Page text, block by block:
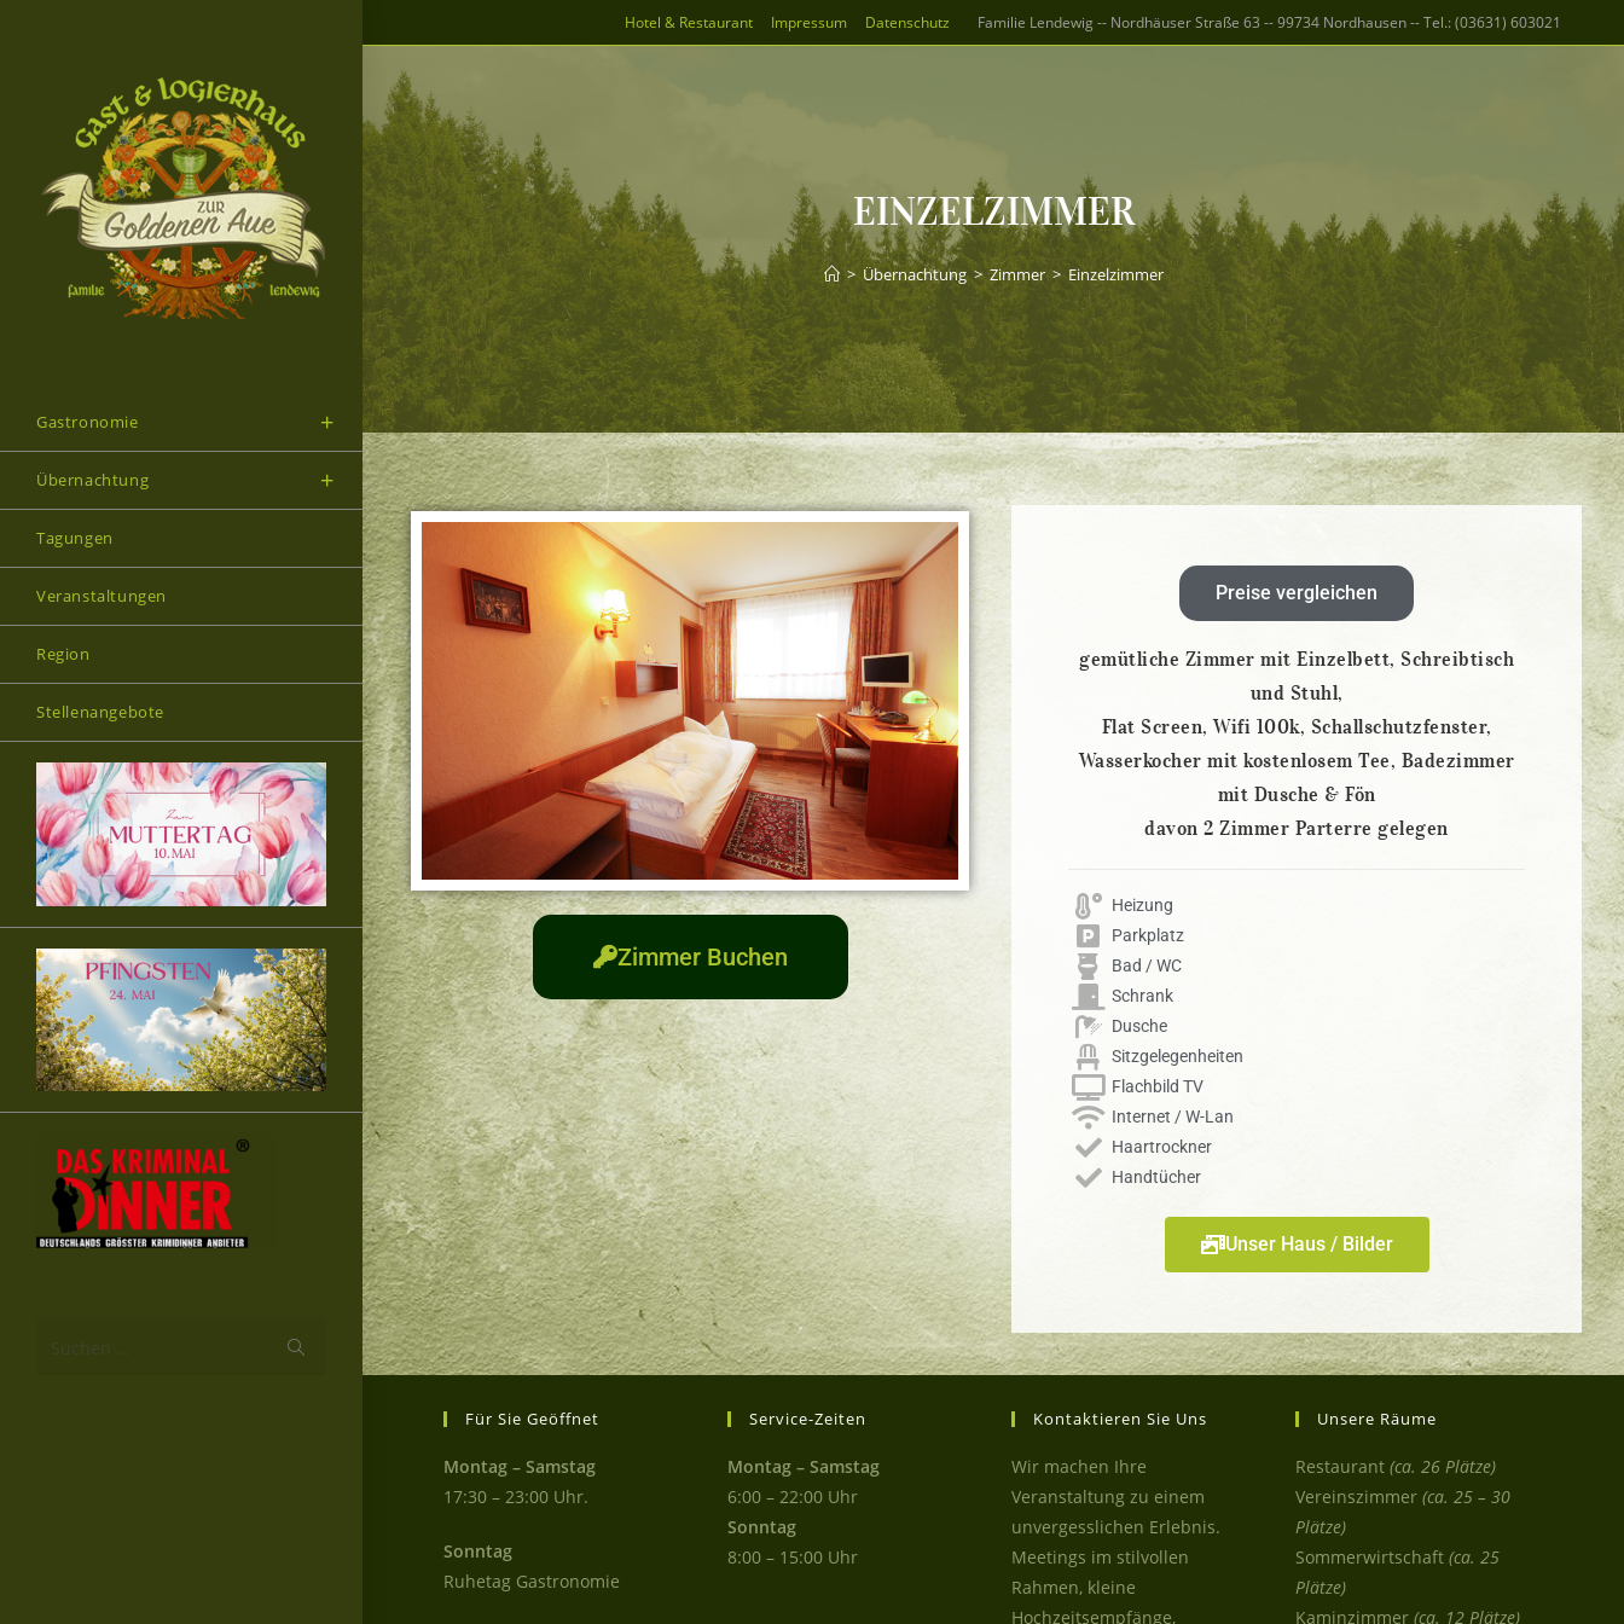
Hotel & Restaurant Impressum Datenschutz Familie Lendewig -- Nordhäuser Straße 63 -- 99734 Nordhausen -- Tel.: (03631) 603021
Gastronomie
Übernachtung
Tagungen
Veranstaltungen
Region
Stellenangebote
Suchen …
EINZELZIMMER
> Übernachtung > Zimmer > Einzelzimmer
Zimmer Buchen
Preise vergleichen
gemütliche Zimmer mit Einzelbett, Schreibtisch
und Stuhl,
Flat Screen, Wifi 100k, Schallschutzfenster,
Wasserkocher mit kostenlosem Tee, Badezimmer
mit Dusche & Fön
davon 2 Zimmer Parterre gelegen
Heizung
Parkplatz
Bad / WC
Schrank
Dusche
Sitzgelegenheiten
Flachbild TV
Internet / W-Lan
Haartrockner
Handtücher
Unser Haus / Bilder
Für Sie Geöffnet
Montag – Samstag
17:30 – 23:00 Uhr.
Sonntag
Ruhetag Gastronomie
Service-Zeiten
Montag – Samstag
6:00 – 22:00 Uhr
Sonntag
8:00 – 15:00 Uhr
Kontaktieren Sie Uns
Wir machen Ihre
Veranstaltung zu einem
unvergesslichen Erlebnis.
Meetings im stilvollen
Rahmen, kleine
Hochzeitsempfänge,
Unsere Räume
Restaurant (ca. 26 Plätze)
Vereinszimmer (ca. 25 – 30
Plätze)
Sommerwirtschaft (ca. 25
Plätze)
Kaminzimmer (ca. 12 Plätze)